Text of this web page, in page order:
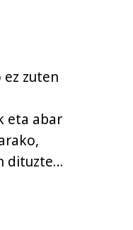
zuten
eta abar
dituzte…